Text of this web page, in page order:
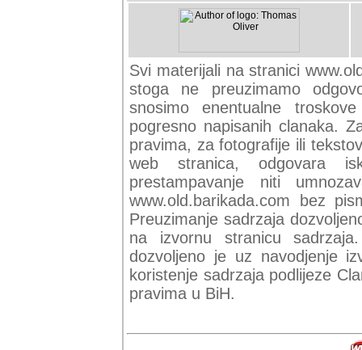
Svi materijali na stranici
stoga ne preuzimamo
snosimo enentualne
pogresno napisanih clanaka.
pravima, za fotografije ili
web stranica, odgovara
prestampavanje niti
www.old.barikada.com bez
Preuzimanje sadrzaja
na izvornu stranicu
dozvoljeno je uz navodjenje
koristenje sadrzaja podlijeze
pravima u BiH.